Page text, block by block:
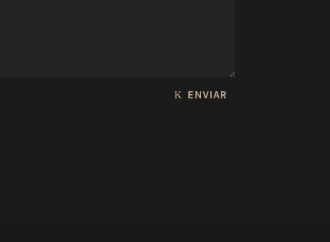
ENVIAR